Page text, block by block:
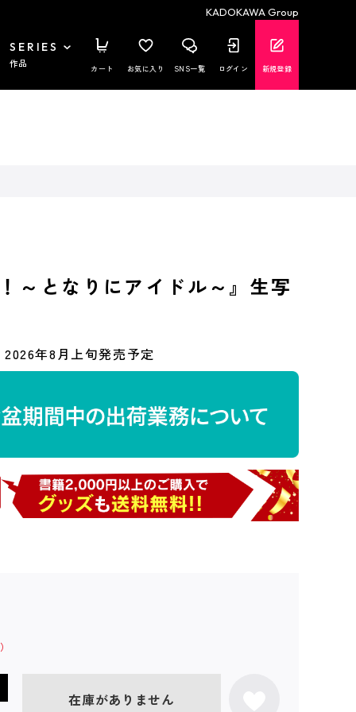
KADOKAWA Group
SERIES
作品 カート お気に入り SNS一覧 ログイン 新規登録
～となりにアイドル～』生写
2026年8月上旬発売予定
在庫がありません